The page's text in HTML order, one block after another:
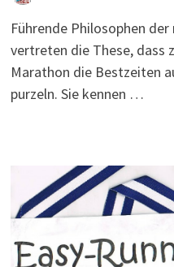
Führende Philosophen
vertreten die These, dass
Marathon die Bestzeiten
purzeln. Sie kennen …